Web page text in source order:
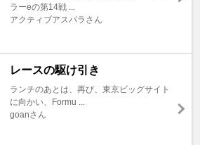
ラーeの第14戦 ...
アクティブアスパラさん
レースの駆け引き
ランチのあとは、再び、東京ビッグサイト
に向かい、Formu ...
goanさん